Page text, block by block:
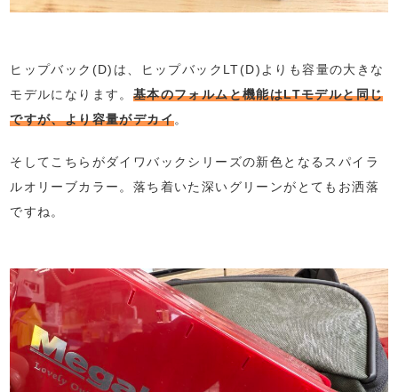
ヒップバック(D)は、ヒップバックLT(D)よりも容量の大きな
モデルになります。 基本のフォルムと機能はLTモデルと同じ
ですが、より容量がデカイ。
そしてこちらがダイワバックシリーズの新色となるスパイラ
ルオリーブカラー。落ち着いた深いグリーンがとてもお洒落
ですね。